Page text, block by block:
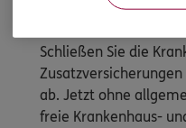
Warum noch
Schließen Sie die
ab. Jetzt ohne
freie Krankenhaus-